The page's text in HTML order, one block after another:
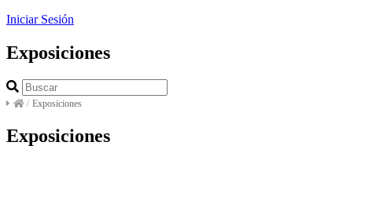
Iniciar Sesión
Exposiciones
/ Exposiciones
Exposiciones